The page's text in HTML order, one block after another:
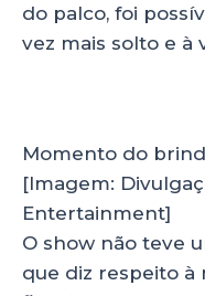
do palco, foi
vez mais solto e à
Momento do
[Imagem:
Entertainment]
O show não teve
que diz respeito à